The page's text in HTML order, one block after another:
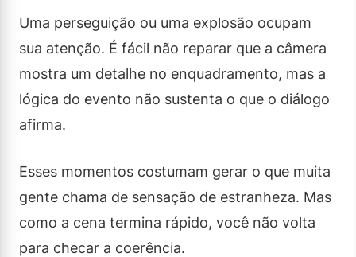
Uma perseguição ou uma explosão ocupam
sua atenção. É fácil não reparar que a câmera
mostra um detalhe no enquadramento, mas a
lógica do evento não sustenta o que o diálogo
afirma.
Esses momentos costumam gerar o que muita
gente chama de sensação de estranheza. Mas
como a cena termina rápido, você não volta
para checar a coerência.